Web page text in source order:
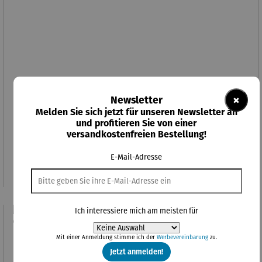
Red Bull Racing E-Scooter RS 900
Verkaufspreis:
349,00 € UVPRegulärer Preis:
1.099,00 €
×
Newsletter
Melden Sie sich jetzt für unseren Newsletter an
und profitieren Sie von einer
versandkostenfreien Bestellung!
E-Mail-Adresse
Ich interessiere mich am meisten für
Mit einer Anmeldung stimme ich der Werbevereinbarungzu.
Jetzt anmelden!